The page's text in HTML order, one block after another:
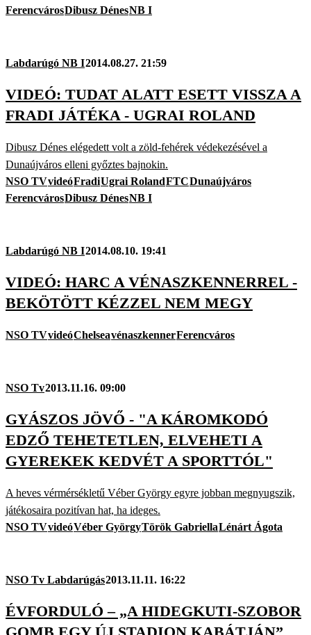
FerencvárosDibusz DénesNB I
Labdarúgó NB I2014.08.27. 21:59
VIDEÓ: TUDAT ALATT ESETT VISSZA A
FRADI JÁTÉKA - UGRAI ROLAND
Dibusz Dénes elégedett volt a zöld-fehérek védekezésével a
Dunaújváros elleni győztes bajnokin.
NSO TVvideóFradiUgrai RolandFTCDunaújváros
FerencvárosDibusz DénesNB I
Labdarúgó NB I2014.08.10. 19:41
VIDEÓ: HARC A VÉNASZKENNERREL -
BEKÖTÖTT KÉZZEL NEM MEGY
NSO TVvideóChelseavénaszkennerFerencváros
NSO Tv2013.11.16. 09:00
GYÁSZOS JÖVŐ - "A KÁROMKODÓ
EDZŐ TEHETETLEN, ELVEHETI A
GYEREKEK KEDVÉT A SPORTTÓL"
A heves vérmérsékletű Véber György egyre jobban megnyugszik,
játékosaira pozitívan hat, ha ideges.
NSO TVvideóVéber GyörgyTörök GabriellaLénárt Ágota
NSO Tv Labdarúgás2013.11.11. 16:22
ÉVFORDULÓ – „A HIDEGKUTI-SZOBOR